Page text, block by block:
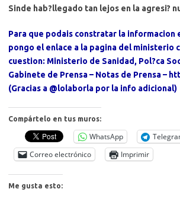
Sinde hab?llegado tan lejos en la agresi?
Para que podais constratar la informacion
pongo el enlace a la pagina del ministerio
cuestion: Ministerio de Sanidad, Pol?ca
Gabinete de Prensa – Notas de Prensa –
(Gracias a @lolaborla por la info adicional)
Compártelo en tus muros:
WhatsApp
Correo electrónico
Imprimir
Me gusta esto: